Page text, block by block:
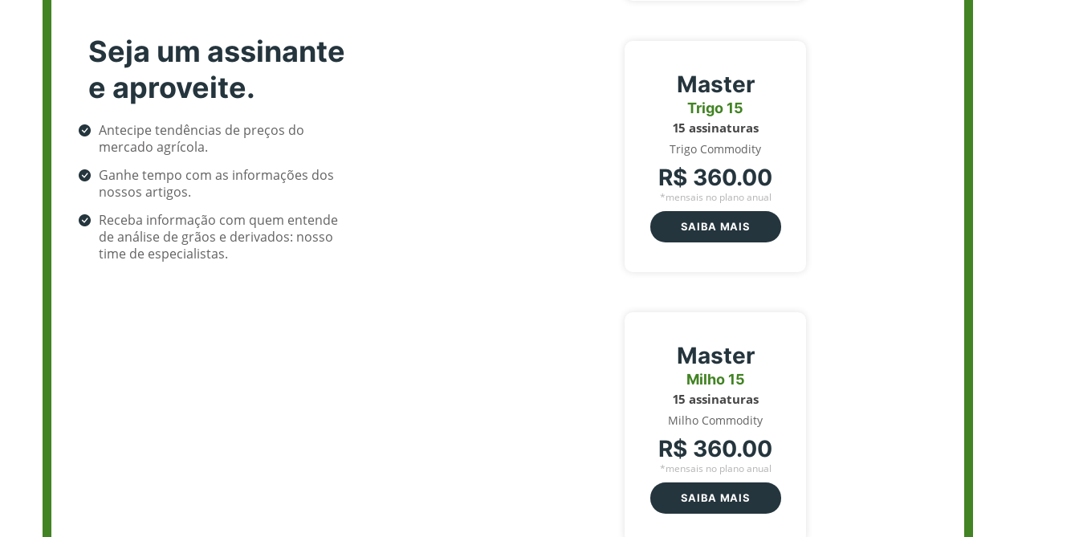
Seja um assinante
e aproveite.
Antecipe tendências de preços do
mercado agrícola.
Ganhe tempo com as informações dos
nossos artigos.
Receba informação com quem entende
de análise de grãos e derivados: nosso
time de especialistas.
Master
Trigo 15
15 assinaturas
Trigo Commodity
R$ 360.00
*mensais no plano anual
SAIBA MAIS
Master
Milho 15
15 assinaturas
Milho Commodity
R$ 360.00
*mensais no plano anual
SAIBA MAIS